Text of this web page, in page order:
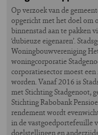
Op verzoek van de
opgericht met het doel om
binnenstad aan te pakken
‘dubieuze eigenaren’.
Woningbouwvereniging
woningcorporatie
corporatiesector moest
worden. Vanaf 2016 is
met Stichting Stadgenoot,
Stichting Rabobank
rendement wordt
in de vastgoedportefeuille
doelstellingen en